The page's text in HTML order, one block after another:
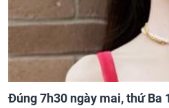
Đúng 7h30 ngày mai, thứ Ba